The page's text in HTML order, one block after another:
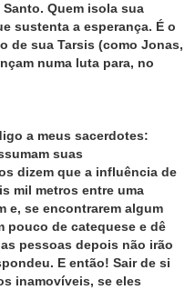
Quem isola sua
sustenta a esperança. É o
de sua Tarsis (como Jonas,
numa luta para, no
a meus sacerdotes:
suas
dizem que a influência de
mil metros entre uma
e, se encontrarem algum
pouco de catequese e dê
pessoas depois não irão
E então! Sair de si
inamovíveis, se eles